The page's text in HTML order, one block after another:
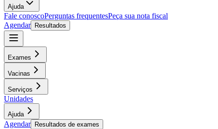
Ajuda
Fale conoscoPerguntas frequentesPeça sua nota fiscal
Agendar
Resultados
Exames
Vacinas
Serviços
Unidades
Ajuda
Agendar Resultados de exames